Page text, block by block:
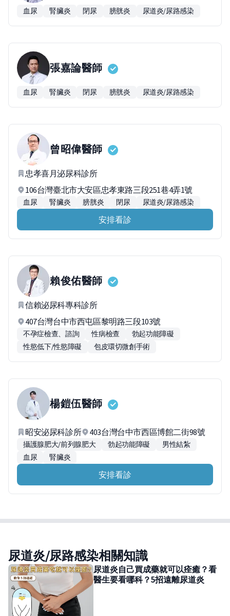
血尿 腎臟炎 閉尿 膀胱炎 尿道炎/尿路感染
張嘉論醫師
血尿 腎臟炎 閉尿 膀胱炎 尿道炎/尿路感染
曾昭偉醫師
忠孝喜月泌尿科診所
106台灣臺北市大安區忠孝東路三段251巷4弄1號
血尿 腎臟炎 膀胱炎 閉尿 尿道炎/尿路感染
安排看診
賴俊佑醫師
信賴泌尿科專科診所
407台灣台中市西屯區黎明路三段103號
不孕症檢查、諮詢 性病檢查
勃起功能障礙
性慾低下/性慾障礙
包皮環切微創手術
楊鎧伍醫師
昭安泌尿科診所 403台灣台中市西區博館二街98號
攝護腺肥大/前列腺肥大 勃起功能障礙
男性結紮
血尿
腎臟炎
安排看診
尿道炎/尿路感染相關知識
尿道炎自己買成藥就可以痊癒？看
醫生要看哪科？5招遠離尿道炎